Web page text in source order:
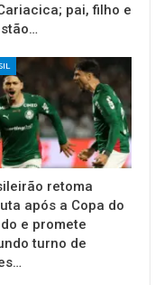
pai, filho e
retoma
após a Copa do
e promete
turno de